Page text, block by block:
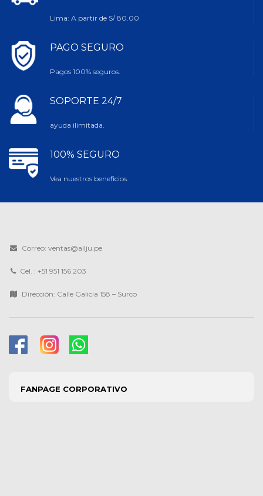
Lima: A partir de S/ 80.00
PAGO SEGURO
Pagos 100% seguros.
SOPORTE 24/7
ayuda ilimitada.
100% SEGURO
Vea nuestros beneficios.
Correo: ventas@allju.pe
Cel. : +51 951 156 203
Dirección: Calle Galicia 158 – Surco
FANPAGE CORPORATIVO